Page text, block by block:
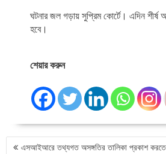
ঘটনার জল গড়ায় সুপ্রিম কোর্টে। এদিন
হবে।
শেয়ার করুন
P
এসআইআরে তথ্যগত অসঙ্গতির তালিকা প্রকাশ করতে